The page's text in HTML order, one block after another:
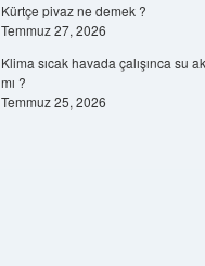
Kürtçe pivaz ne demek ?
Temmuz 27, 2026
Klima sıcak havada çalışınca su
mı ?
Temmuz 25, 2026